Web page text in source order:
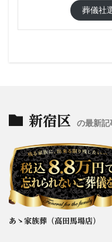
葬儀社
新宿区 の最新記
あゝ家族葬（高田馬場店）